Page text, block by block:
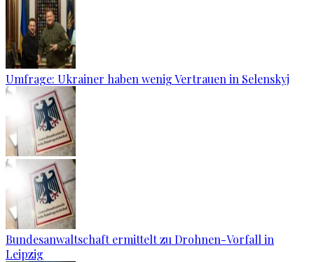
Umfrage: Ukrainer haben wenig Vertrauen in Selenskyj
Bundesanwaltschaft ermittelt zu Drohnen-Vorfall in
Leipzig